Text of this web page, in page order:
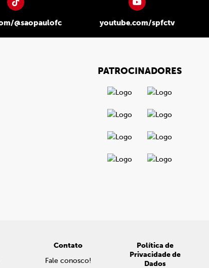
@saopaulofc youtube.com/spfctv
PATROCINADORES
Contato
Fale conosco!
Política de
Privacidade de
Dados